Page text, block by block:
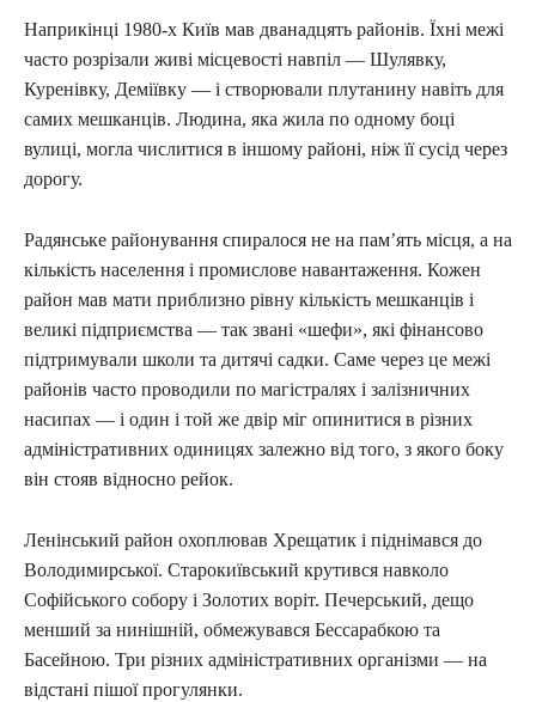
Наприкінці 1980-х Київ мав дванадцять районів. Їхні межі
часто розрізали живі місцевості навпіл — Шулявку,
Куренівку, Деміївку — і створювали плутанину навіть для
самих мешканців. Людина, яка жила по одному боці
вулиці, могла числитися в іншому районі, ніж її сусід через
дорогу.
Радянське районування спиралося не на пам’ять місця, а на
кількість населення і промислове навантаження. Кожен
район мав мати приблизно рівну кількість мешканців і
великі підприємства — так звані «шефи», які фінансово
підтримували школи та дитячі садки. Саме через це межі
районів часто проводили по магістралях і залізничних
насипах — і один і той же двір міг опинитися в різних
адміністративних одиницях залежно від того, з якого боку
він стояв відносно рейок.
Ленінський район охоплював Хрещатик і піднімався до
Володимирської. Старокиївський крутився навколо
Софійського собору і Золотих воріт. Печерський, дещо
менший за нинішній, обмежувався Бессарабкою та
Басейною. Три різних адміністративних організми — на
відстані пішої прогулянки.